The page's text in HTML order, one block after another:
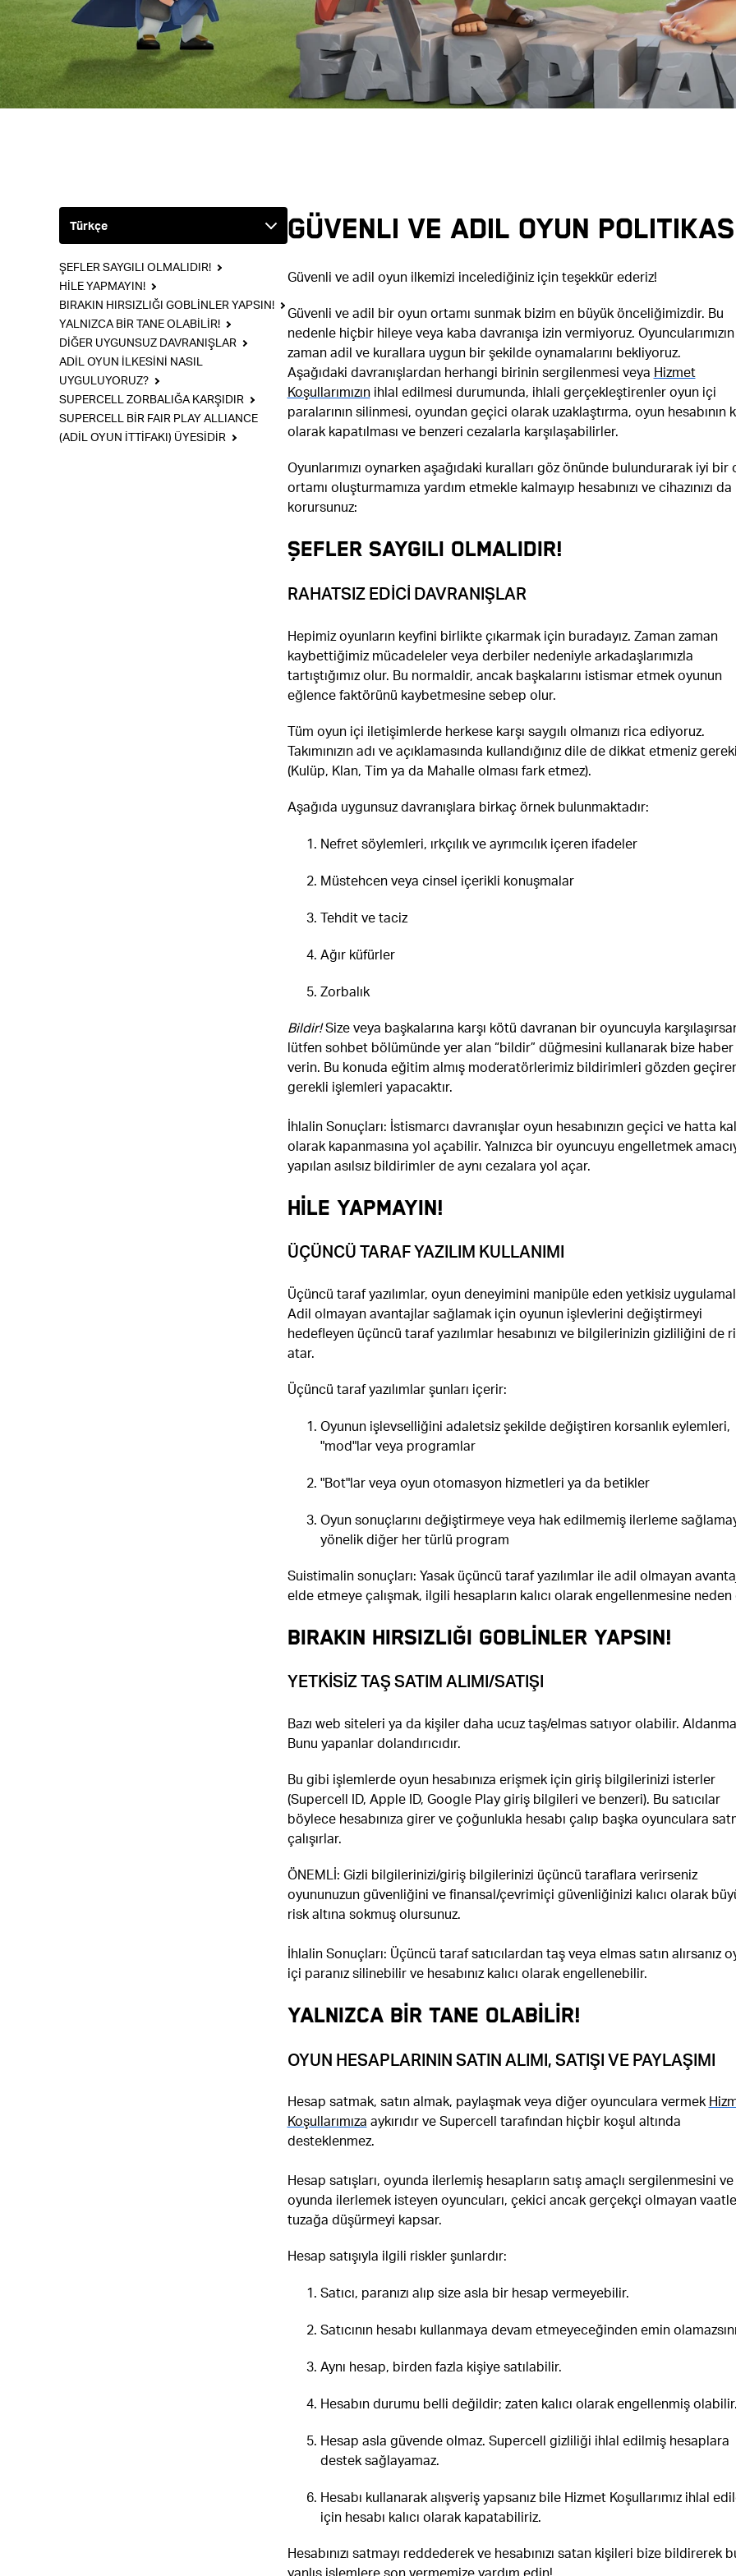
ŞEFLER SAYGILI OLMALIDIR!
HİLE YAPMAYIN!
BIRAKIN HIRSIZLIĞI GOBLİNLER YAPSIN!
YALNIZCA BİR TANE OLABİLİR!
DİĞER UYGUNSUZ DAVRANIŞLAR
ADİL OYUN İLKESİNİ NASIL
UYGULUYORUZ?
SUPERCELL ZORBALIĞA KARŞIDIR
SUPERCELL BİR FAIR PLAY ALLIANCE
(ADİL OYUN İTTİFAKI) ÜYESİDİR
GÜVENLI VE ADIL OYUN
Güvenli ve adil oyun ilkemizi incelediğiniz için teşekkür ederiz!
Güvenli ve adil bir oyun ortamı sunmak bizim en büyük önceliğimizdir. Bu
nedenle hiçbir hileye veya kaba davranışa izin vermiyoruz.
zaman adil ve kurallara uygun bir şekilde oynamalarını bekliyoruz.
Aşağıdaki davranışlardan herhangi birinin sergilenmesi veya Hizmet
Koşullarımızınihlal edilmesi durumunda, ihlali gerçekleştirenler oyun içi
paralarının silinmesi, oyundan geçici olarak uzaklaştırma, oyun hesabının
olarak kapatılması ve benzeri cezalarla karşılaşabilirler.
Oyunlarımızı oynarken aşağıdaki kuralları göz önünde bulundurarak iyi bir
ortamı oluşturmamıza yardım etmekle kalmayıp hesabınızı ve cihazınızı da
korursunuz:
ŞEFLER SAYGILI OLMALIDIR!
RAHATSIZ EDİCİ DAVRANIŞLAR
Hepimiz oyunların keyfini birlikte çıkarmak için buradayız. Zaman zaman
kaybettiğimiz mücadeleler veya derbiler nedeniyle arkadaşlarımızla
tartıştığımız olur. Bu normaldir, ancak başkalarını istismar etmek oyunun
eğlence faktörünü kaybetmesine sebep olur.
Tüm oyun içi iletişimlerde herkese karşı saygılı olmanızı rica ediyoruz.
Takımınızın adı ve açıklamasında kullandığınız dile de dikkat etmeniz
(Kulüp, Klan, Tim ya da Mahalle olması fark etmez).
Aşağıda uygunsuz davranışlara birkaç örnek bulunmaktadır:
Nefret söylemleri, ırkçılık ve ayrımcılık içeren ifadeler
Müstehcen veya cinsel içerikli konuşmalar
Tehdit ve taciz
Ağır küfürler
Zorbalık
Bildir!Size veya başkalarına karşı kötü davranan bir oyuncuyla
lütfen sohbet bölümünde yer alan “bildir” düğmesini kullanarak bize haber
verin. Bu konuda eğitim almış moderatörlerimiz bildirimleri gözden
gerekli işlemleri yapacaktır.
İhlalin Sonuçları: İstismarcı davranışlar oyun hesabınızın geçici ve hatta
olarak kapanmasına yol açabilir. Yalnızca bir oyuncuyu engelletmek
yapılan asılsız bildirimler de aynı cezalara yol açar.
HİLE YAPMAYIN!
ÜÇÜNCÜ TARAF YAZILIM KULLANIMI
Üçüncü taraf yazılımlar, oyun deneyimini manipüle eden yetkisiz
Adil olmayan avantajlar sağlamak için oyunun işlevlerini değiştirmeyi
hedefleyen üçüncü taraf yazılımlar hesabınızı ve bilgilerinizin gizliliğini de
atar.
Üçüncü taraf yazılımlar şunları içerir:
Oyunun işlevselliğini adaletsiz şekilde değiştiren korsanlık eylemleri,
"mod"lar veya programlar
"Bot"lar veya oyun otomasyon hizmetleri ya da betikler
Oyun sonuçlarını değiştirmeye veya hak edilmemiş ilerleme
yönelik diğer her türlü program
Suistimalin sonuçları: Yasak üçüncü taraf yazılımlar ile adil olmayan
elde etmeye çalışmak, ilgili hesapların kalıcı olarak engellenmesine neden
BIRAKIN HIRSIZLIĞI GOBLİNLER YAPSIN!
YETKİSİZ TAŞ SATIM ALIMI/SATIŞI
Bazı web siteleri ya da kişiler daha ucuz taş/elmas satıyor olabilir.
Bunu yapanlar dolandırıcıdır.
Bu gibi işlemlerde oyun hesabınıza erişmek için giriş bilgilerinizi isterler
(Supercell ID, Apple ID, Google Play giriş bilgileri ve benzeri). Bu satıcılar
böylece hesabınıza girer ve çoğunlukla hesabı çalıp başka oyunculara
çalışırlar.
ÖNEMLİ: Gizli bilgilerinizi/giriş bilgilerinizi üçüncü taraflara verirseniz
oyununuzun güvenliğini ve finansal/çevrimiçi güvenliğinizi kalıcı olarak
risk altına sokmuş olursunuz.
İhlalin Sonuçları: Üçüncü taraf satıcılardan taş veya elmas satın alırsanız
içi paranız silinebilir ve hesabınız kalıcı olarak engellenebilir.
YALNIZCA BİR TANE OLABİLİR!
OYUN HESAPLARININ SATIN ALIMI, SATIŞI VE PAYLAŞIMI
Hesap satmak, satın almak, paylaşmak veya diğer oyunculara vermek
Koşullarımıza aykırıdır ve Supercell tarafından hiçbir koşul altında
desteklenmez.
Hesap satışları, oyunda ilerlemiş hesapların satış amaçlı sergilenmesini ve
oyunda ilerlemek isteyen oyuncuları, çekici ancak gerçekçi olmayan
tuzağa düşürmeyi kapsar.
Hesap satışıyla ilgili riskler şunlardır:
Satıcı, paranızı alıp size asla bir hesap vermeyebilir.
Satıcının hesabı kullanmaya devam etmeyeceğinden emin
Aynı hesap, birden fazla kişiye satılabilir.
Hesabın durumu belli değildir; zaten kalıcı olarak engellenmiş olabilir.
Hesap asla güvende olmaz. Supercell gizliliği ihlal edilmiş hesaplara
destek sağlayamaz.
Hesabı kullanarak alışveriş yapsanız bile Hizmet Koşullarımız ihlal
için hesabı kalıcı olarak kapatabiliriz.
Hesabınızı satmayı reddederek ve hesabınızı satan kişileri bize bildirerek
yanlış işlemlere son vermemize yardım edin!